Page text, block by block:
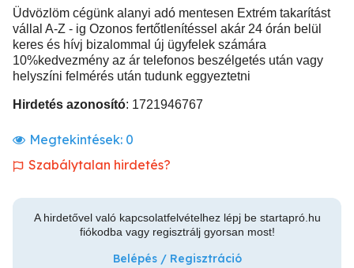
Üdvözlöm cégünk alanyi adó mentesen Extrém takarítást
vállal A-Z - ig Ozonos fertőtlenítéssel akár 24 órán belül
keres és hívj bizalommal új ügyfelek számára
10%kedvezmény az ár telefonos beszélgetés után vagy
helyszíni felmérés után tudunk eggyeztetni
Hirdetés azonosító: 1721946767
Megtekintések: 0
Szabálytalan hirdetés?
A hirdetővel való kapcsolatfelvételhez lépj be startapró.hu
fiókodba vagy regisztrálj gyorsan most!
Belépés / Regisztráció